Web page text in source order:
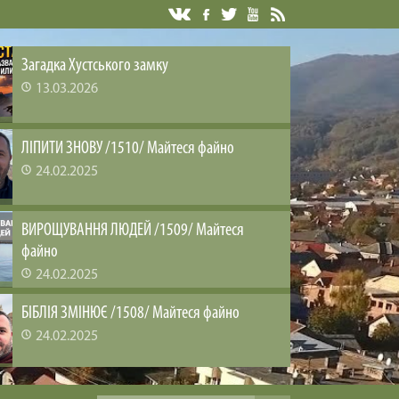
Загадка Хустського замку
13.03.2026
ЛІПИТИ ЗНОВУ /1510/ Майтеся файно
24.02.2025
ВИРОЩУВАННЯ ЛЮДЕЙ /1509/ Майтеся
файно
24.02.2025
БІБЛІЯ ЗМІНЮЄ /1508/ Майтеся файно
24.02.2025